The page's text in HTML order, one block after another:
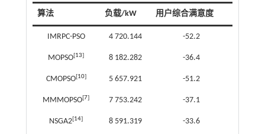
算法 负载/kW 用户综合满意度
IMRPC-PSO 4 720.144 -52.2
MOPSO[13] 8 182.282 -36.4
CMOPSO[10] 5 657.921 -51.2
MMMOPSO[7] 7 753.242 -37.1
NSGA2[14] 8 591.319 -33.6